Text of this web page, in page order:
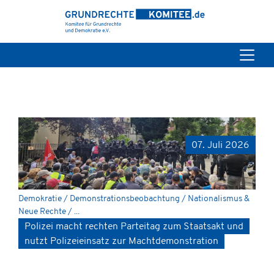
07. Juli 2026
Demokratie / Demonstrationsbeobachtung / Nationalismus &
Neue Rechte / ...
Polizei macht rechten Parteitag zum Staatsakt und
nutzt Polizeieinsatz zur Machtdemonstration